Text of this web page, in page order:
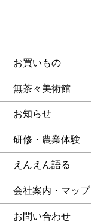
お買いもの
無茶々美術館
お知らせ
研修・農業体験
えんえん語る
会社案内・マップ
お問い合わせ